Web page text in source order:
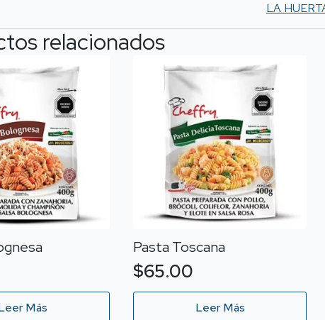
LA
relacionados
Más
Pasta Toscana
$65.00
Leer Más